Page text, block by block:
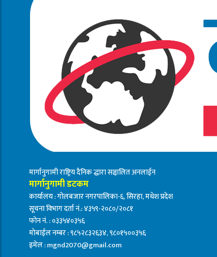
मार्गानुगामी राष्ट्रिय दैनिक द्धारा सञ्चालित अनलाईन
मार्गानुगामी डटकम
कार्यालय : गोलबजार नगरपालिका-६, सिरहा, मधेश प्रदेश
सूचना विभाग दर्ता नं.: ४३५९-२०८०/२०८१
फोन नं. : ०३३५४०३५६
मोबाईल नम्बर : ९८५२८३२६३४, ९८०१५००३५६
इमेल :mgnd2070@gmail.com